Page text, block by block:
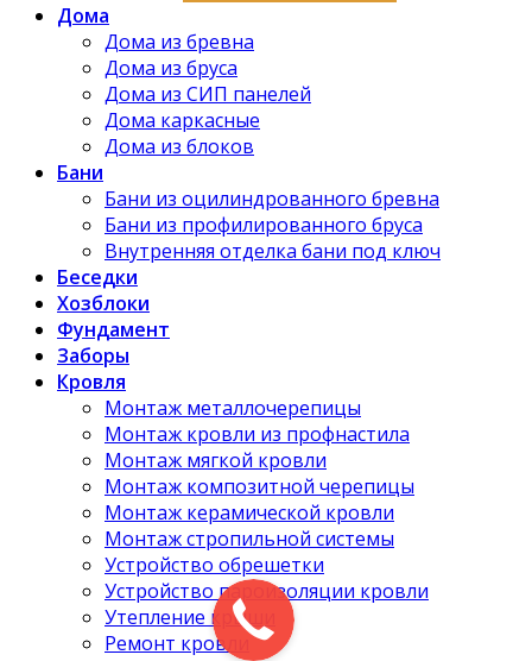
Дома
Дома из бревна
Дома из бруса
Дома из СИП панелей
Дома каркасные
Дома из блоков
Бани
Бани из оцилиндрованного бревна
Бани из профилированного бруса
Внутренняя отделка бани под ключ
Беседки
Хозблоки
Фундамент
Заборы
Кровля
Монтаж металлочерепицы
Монтаж кровли из профнастила
Монтаж мягкой кровли
Монтаж композитной черепицы
Монтаж керамической кровли
Монтаж стропильной системы
Устройство обрешетки
Устройство пароизоляции кровли
Утепление крыши
Ремонт кровли